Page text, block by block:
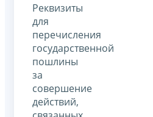
Реквизиты
для
перечисления
государственной
пошлины
за
совершение
действий,